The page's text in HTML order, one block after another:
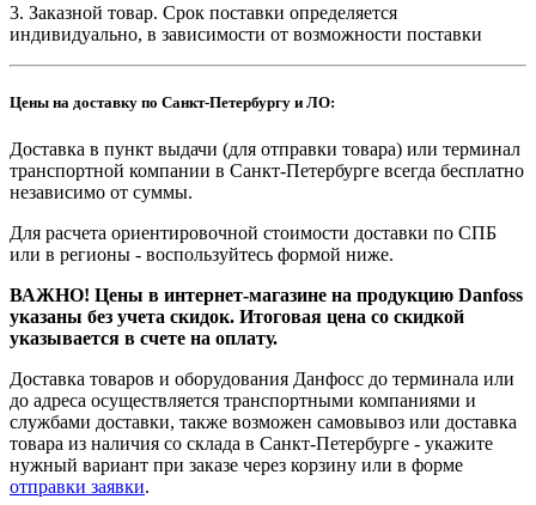
3. Заказной товар. Срок поставки определяется
индивидуально, в зависимости от возможности поставки
Цены на доставку по Санкт-Петербургу и ЛО:
Доставка в пункт выдачи (для отправки товара) или терминал
транспортной компании в Санкт-Петербурге всегда бесплатно
независимо от суммы.
Для расчета ориентировочной стоимости доставки по СПБ
или в регионы - воспользуйтесь формой ниже.
ВАЖНО! Цены в интернет-магазине на продукцию Danfoss
указаны без учета скидок. Итоговая цена со скидкой
указывается в счете на оплату.
Доставка товаров и оборудования Данфосс до терминала или
до адреса осуществляется транспортными компаниями и
службами доставки, также возможен самовывоз или доставка
товара из наличия со склада в Санкт-Петербурге - укажите
нужный вариант при заказе через корзину или в форме
отправки заявки.